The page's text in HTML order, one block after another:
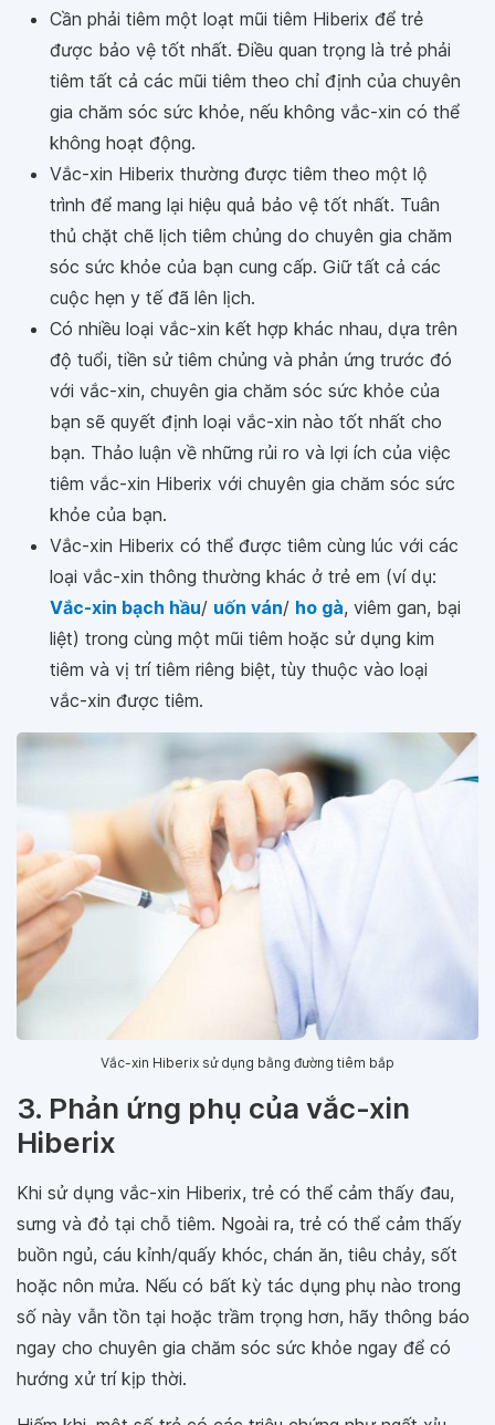
Cần phải tiêm một loạt mũi tiêm Hiberix để trẻ
được bảo vệ tốt nhất. Điều quan trọng là trẻ phải
tiêm tất cả các mũi tiêm theo chỉ định của chuyên
gia chăm sóc sức khỏe, nếu không vắc-xin có thể
không hoạt động.
Vắc-xin Hiberix thường được tiêm theo một lộ
trình để mang lại hiệu quả bảo vệ tốt nhất. Tuân
thủ chặt chẽ lịch tiêm chủng do chuyên gia chăm
sóc sức khỏe của bạn cung cấp. Giữ tất cả các
cuộc hẹn y tế đã lên lịch.
Có nhiều loại vắc-xin kết hợp khác nhau, dựa trên
độ tuổi, tiền sử tiêm chủng và phản ứng trước đó
với vắc-xin, chuyên gia chăm sóc sức khỏe của
bạn sẽ quyết định loại vắc-xin nào tốt nhất cho
bạn. Thảo luận về những rủi ro và lợi ích của việc
tiêm vắc-xin Hiberix với chuyên gia chăm sóc sức
khỏe của bạn.
Vắc-xin Hiberix có thể được tiêm cùng lúc với các
loại vắc-xin thông thường khác ở trẻ em (ví dụ:
Vắc-xin bạch hầu/ uốn ván/ ho gà, viêm gan, bại
liệt) trong cùng một mũi tiêm hoặc sử dụng kim
tiêm và vị trí tiêm riêng biệt, tùy thuộc vào loại
vắc-xin được tiêm.
Vắc-xin Hiberix sử dụng bằng đường tiêm bắp
3. Phản ứng phụ của vắc-xin
Hiberix
Khi sử dụng vắc-xin Hiberix, trẻ có thể cảm thấy đau,
sưng và đỏ tại chỗ tiêm. Ngoài ra, trẻ có thể cảm thấy
buồn ngủ, cáu kỉnh/quấy khóc, chán ăn, tiêu chảy, sốt
hoặc nôn mửa. Nếu có bất kỳ tác dụng phụ nào trong
số này vẫn tồn tại hoặc trầm trọng hơn, hãy thông báo
ngay cho chuyên gia chăm sóc sức khỏe ngay để có
hướng xử trí kịp thời.